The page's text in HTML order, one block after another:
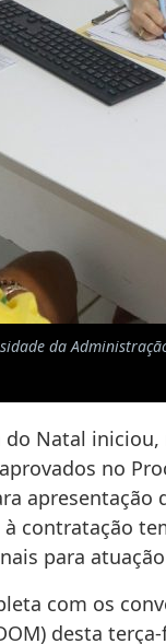
da
Natal iniciou,
no
à contratação
para
com os
desta